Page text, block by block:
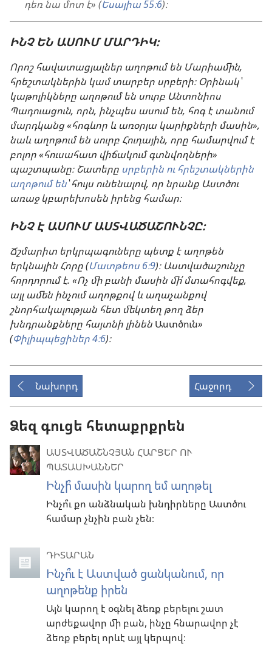
դեռ նա մոտ է» (Եսայիա 55։6)։
ԻՆՉ ԵՆ ԱՍՈՒՄ ՄԱՐԴԻԿ։
Որոշ հավատացյալներ աղոթում են Մարիամին,
հրեշտակներին կամ տարբեր սրբերի։ Օրինակ՝
կաթոլիկները աղոթում են սուրբ Անտոնիոս
Պադուացուն, որն, ինչպես ասում են, հոգ է տանում
մարդկանց «հոգևոր և առօրյա կարիքների մասին»,
նաև աղոթում են սուրբ Հուդային, որը համարվում է
բոլոր «հուսահատ վիճակում գտնվողների»
պաշտպանը։ Շատերը սրբերին ու հրեշտակներին
աղոթում են՝ հույս ունենալով, որ նրանք Աստծու
առաջ կբարեխոսեն իրենց համար։
ԻՆՉ Է ԱՍՈՒՄ ԱՍՏՎԱԾԱՇՈՒՆՉԸ։
Ճշմարիտ երկրպագուները պետք է աղոթեն
երկնային Հորը (Մատթեոս 6։9)։ Աստվածաշունչը
հորդորում է. «Ոչ մի բանի մասին մի՛ մտահոգվեք,
այլ ամեն ինչում աղոթքով և աղաչանքով
շնորհակալության հետ մեկտեղ թող ձեր
խնդրանքները հայտնի լինեն Աստծուն»
(Փիլիպպեցիներ 4։6)։
Նախորդ Հաջորդ
Ձեզ գուցե հետաքրքրեն
ԱՍՏՎԱԾԱՇՆՉՅԱՆ ՀԱՐՑԵՐ ՈՒ
ՊԱՏԱՍԽԱՆՆԵՐ
Ինչի՞ մասին կարող եմ աղոթել
Ինչո՞ւ քո անձնական խնդիրները Աստծու
համար չնչին բան չեն։
ԴԻՏԱՐԱՆ
Ինչո՞ւ է Աստված ցանկանում, որ
աղոթենք իրեն
Այն կարող է օգնել ձեռք բերելու շատ
արժեքավոր մի բան, ինչը հնարավոր չէ
ձեռք բերել որևէ այլ կերպով։